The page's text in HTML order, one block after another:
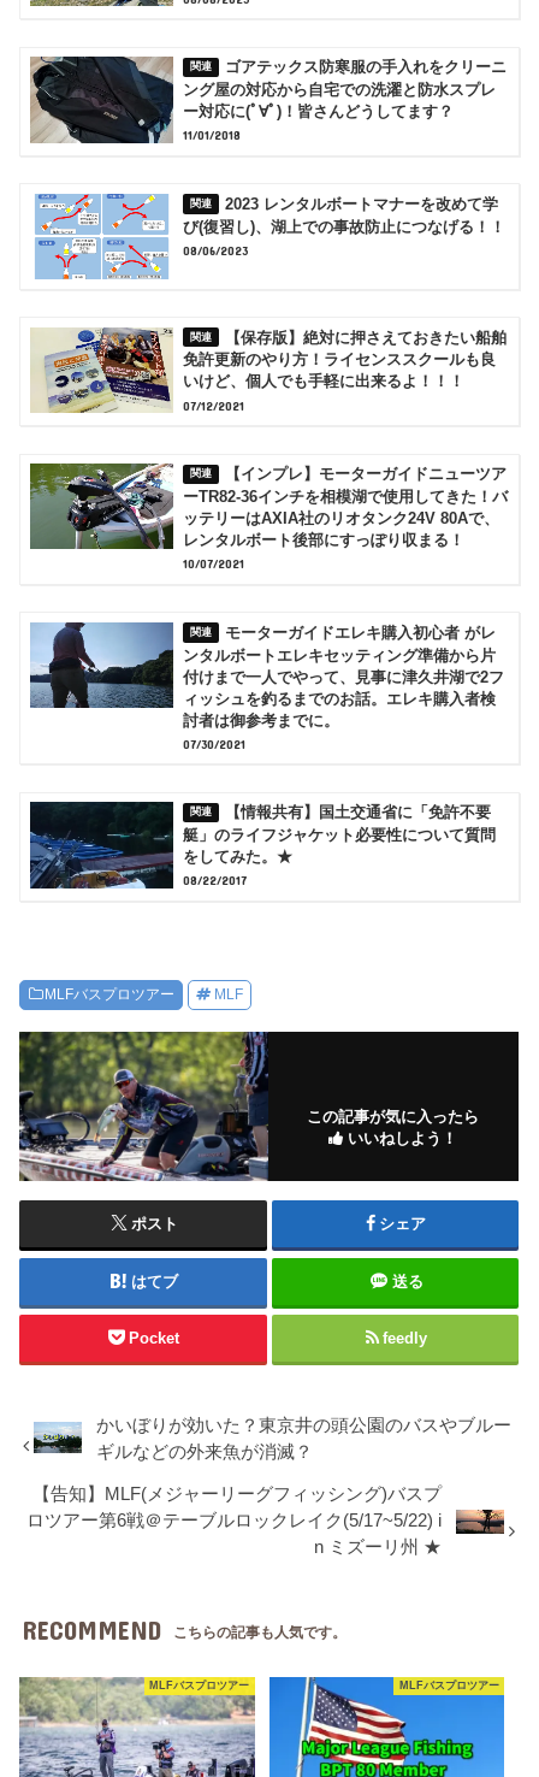
ゴアテックス防寒服の手入れをクリーニ
ング屋の対応から自宅での洗濯と防水スプレ
ー対応に(ﾟ∀ﾟ)！皆さんどうしてます？
11/01/2018
2023 レンタルボートマナーを改めて学
び(復習し)、湖上での事故防止につなげる！！
08/06/2023
【保存版】絶対に押さえておきたい船舶
免許更新のやり方！ライセンススクールも良
いけど、個人でも手軽に出来るよ！！！
07/12/2021
【インプレ】モーターガイドニューツア
ーTR82-36インチを相模湖で使用してきた！バ
ッテリーはAXIA社のリオタンク24V 80Aで、
レンタルボート後部にすっぽり収まる！
10/07/2021
モーターガイドエレキ購入初心者 がレ
ンタルボートエレキセッティング準備から片
付けまで一人でやって、見事に津久井湖で2フ
ィッシュを釣るまでのお話。エレキ購入者検
討者は御参考までに。
07/30/2021
【情報共有】国土交通省に「免許不要
艇」のライフジャケット必要性について質問
をしてみた。★
08/22/2017
MLFバスプロツアー MLF
この記事が気に入ったら
いいねしよう！
ポスト シェア
はてブ 送る
Pocket feedly
かいぼりが効いた？東京井の頭公園のバスやブルー
ギルなどの外来魚が消滅？
【告知】MLF(メジャーリーグフィッシング)バスプ
ロツアー第6戦＠テーブルロックレイク(5/17~5/22) i
n ミズーリ州 ★
RECOMMEND こちらの記事も人気です。
MLFバスプロツアー MLFバスプロツアー